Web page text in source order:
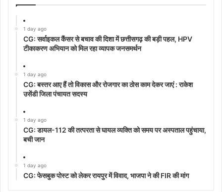
1 day ago
CG: सर्वाइकल कैंसर से बचाव की दिशा में छत्तीसगढ़ की बड़ी पहल, HPV
टीकाकरण अभियान को मिल रहा व्यापक जनसमर्थन
1 day ago
CG: बस्तर आए हैं तो विकास और रोजगार का ठोस काम देकर जाएं : राकेश
उसेंडी जिला पंचायत सदस्य
1 day ago
CG: डायल-112 की तत्परता से घायल व्यक्ति को समय पर अस्पताल पहुंचाया,
बची जान
1 day ago
CG: फेसबुक पोस्ट को लेकर रायपुर में विवाद, भाजपा ने की FIR की मांग